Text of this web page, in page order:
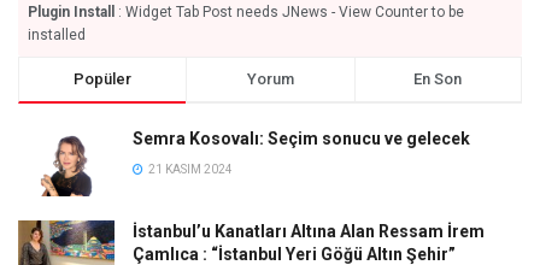
Plugin Install
: Widget Tab Post needs JNews - View Counter to be
installed
Popüler Yorum En Son
Semra Kosovalı: Seçim sonucu ve gelecek
21 KASIM 2024
İstanbul’u Kanatları Altına Alan Ressam İrem
Çamlıca : “İstanbul Yeri Göğü Altın Şehir”